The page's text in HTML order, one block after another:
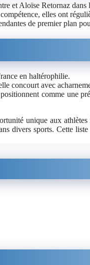
et Aloïse Retornaz dans
elles ont
de premier plan
en haltérophilie.
concourt avec
comme une
unique aux
divers sports. Cette